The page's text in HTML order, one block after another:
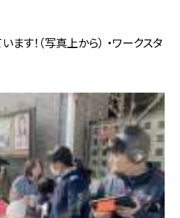
す！（写真上から） ・ワークスタ